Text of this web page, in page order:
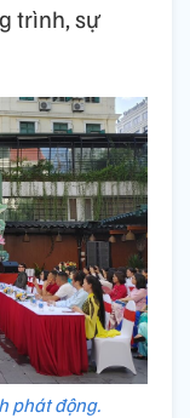
trình, sự
phát động.